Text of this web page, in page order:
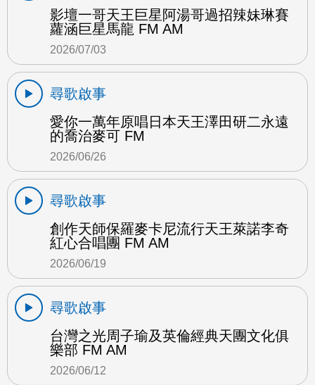
影壇一哥天王巨星阿湯哥過招辣妹琳賽
蘿涵巨星馬龍 FM AM
2026/07/03
尋歌啟事
愛你一萬年原唱日本天王澤田研二永遠
的喬治麥可 FM
2026/06/26
尋歌啟事
創作天師保羅麥卡尼流行天王萊諾李奇
紅心合唱團 FM AM
2026/06/19
尋歌啟事
台灣之光周子瑜及英倫經典天團文化俱
樂部 FM AM
2026/06/12